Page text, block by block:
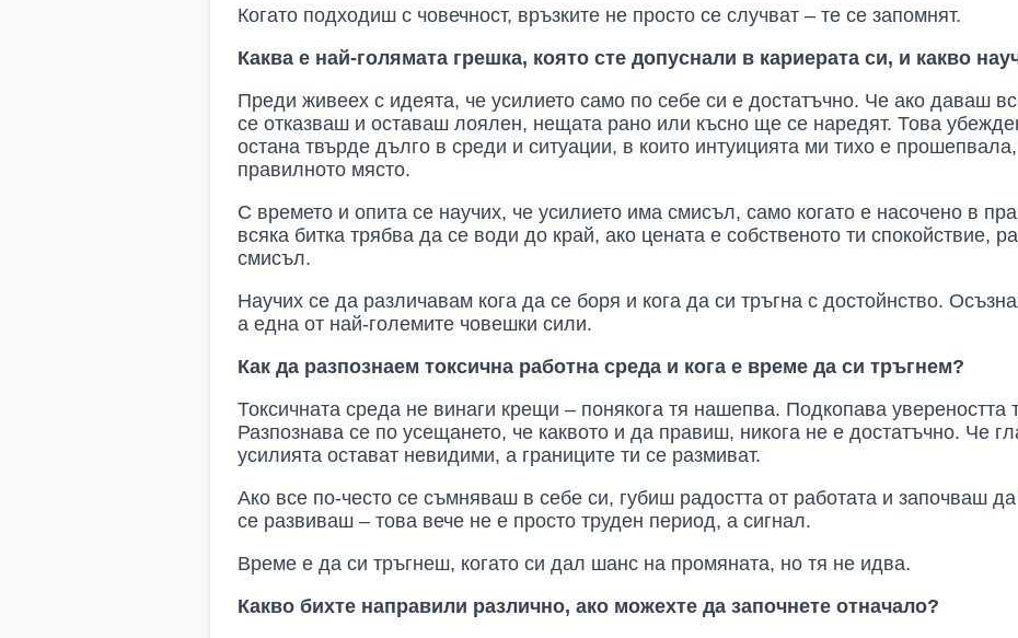
Когато подходиш с човечност, връзките не просто се случват – те се запомнят.
Каква е най-голямата грешка, която сте допуснали в кариерата си, и какво
Преди живеех с идеята, че усилието само по себе си е достатъчно. Че ако даваш
се отказваш и оставаш лоялен, нещата рано или късно ще се наредят. Това
остана твърде дълго в среди и ситуации, в които интуицията ми тихо е
правилното място.
С времето и опита се научих, че усилието има смисъл, само когато е насочено в
всяка битка трябва да се води до край, ако цената е собственото ти спокойствие,
смисъл.
Научих се да различавам кога да се боря и кога да си тръгна с достойнство.
а една от най-големите човешки сили.
Как да разпознаем токсична работна среда и кога е време да си тръгнем?
Токсичната среда не винаги крещи – понякога тя нашепва. Подкопава увереността
Разпознава се по усещането, че каквото и да правиш, никога не е достатъчно. Че
усилията остават невидими, а границите ти се размиват.
Ако все по-често се съмняваш в себе си, губиш радостта от работата и започваш
се развиваш – това вече не е просто труден период, а сигнал.
Време е да си тръгнеш, когато си дал шанс на промяната, но тя не идва.
Какво бихте направили различно, ако можехте да започнете отначало?